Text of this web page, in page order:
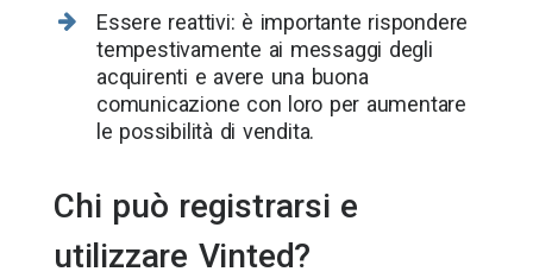
Essere reattivi: è importante rispondere
tempestivamente ai messaggi degli
acquirenti e avere una buona
comunicazione con loro per aumentare
le possibilità di vendita.
Chi può registrarsi e
utilizzare Vinted?